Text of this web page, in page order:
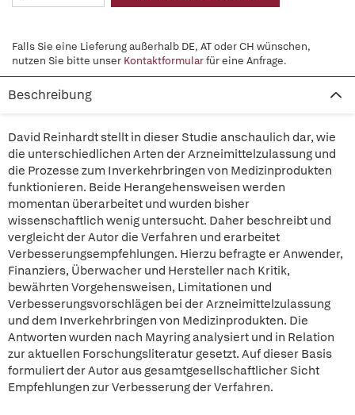
Falls Sie eine Lieferung außerhalb DE, AT oder CH wünschen,
nutzen Sie bitte unser Kontaktformularfür eine Anfrage.
Beschreibung
David Reinhardt stellt in dieser Studie anschaulich dar, wie
die unterschiedlichen Arten der Arzneimittelzulassung und
die Prozesse zum Inverkehrbringen von Medizinprodukten
funktionieren. Beide Herangehensweisen werden
momentan überarbeitet und wurden bisher
wissenschaftlich wenig untersucht. Daher beschreibt und
vergleicht der Autor die Verfahren und erarbeitet
Verbesserungsempfehlungen. Hierzu befragte er Anwender,
Finanziers, Überwacher und Hersteller nach Kritik,
bewährten Vorgehensweisen, Limitationen und
Verbesserungsvorschlägen bei der Arzneimittelzulassung
und dem Inverkehrbringen von Medizinprodukten. Die
Antworten wurden nach Mayring analysiert und in Relation
zur aktuellen Forschungsliteratur gesetzt. Auf dieser Basis
formuliert der Autor aus gesamtgesellschaftlicher Sicht
Empfehlungen zur Verbesserung der Verfahren.